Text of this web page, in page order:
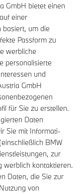
GmbH bietet einen
einer
basiert, um die
Passform zu
werbliche
personalisierte
und
GmbH
für Sie zu erstellen.
Daten
Sie mit Informati-
BMW
zur
werblich kontaktieren.
Daten, die Sie zur
von